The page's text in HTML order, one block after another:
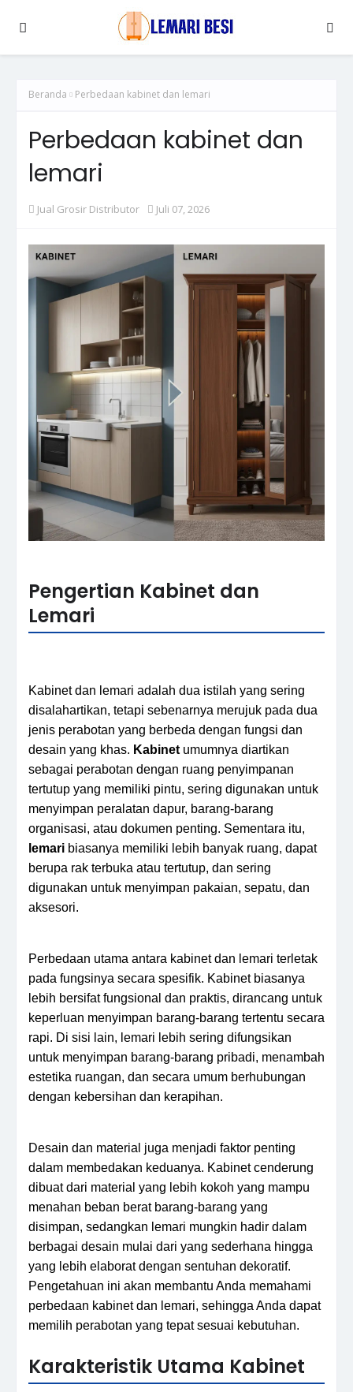
Beranda Perbedaan kabinet dan lemari
Perbedaan kabinet dan
lemari
Jual Grosir Distributor Juli 07, 2026
Pengertian Kabinet dan
Lemari
Kabinet dan lemari adalah dua istilah yang sering
disalahartikan, tetapi sebenarnya merujuk pada dua
jenis perabotan yang berbeda dengan fungsi dan
desain yang khas. Kabinet umumnya diartikan
sebagai perabotan dengan ruang penyimpanan
tertutup yang memiliki pintu, sering digunakan untuk
menyimpan peralatan dapur, barang-barang
organisasi, atau dokumen penting. Sementara itu,
lemari biasanya memiliki lebih banyak ruang, dapat
berupa rak terbuka atau tertutup, dan sering
digunakan untuk menyimpan pakaian, sepatu, dan
aksesori.
Perbedaan utama antara kabinet dan lemari terletak
pada fungsinya secara spesifik. Kabinet biasanya
lebih bersifat fungsional dan praktis, dirancang untuk
keperluan menyimpan barang-barang tertentu secara
rapi. Di sisi lain, lemari lebih sering difungsikan
untuk menyimpan barang-barang pribadi, menambah
estetika ruangan, dan secara umum berhubungan
dengan kebersihan dan kerapihan.
Desain dan material juga menjadi faktor penting
dalam membedakan keduanya. Kabinet cenderung
dibuat dari material yang lebih kokoh yang mampu
menahan beban berat barang-barang yang
disimpan, sedangkan lemari mungkin hadir dalam
berbagai desain mulai dari yang sederhana hingga
yang lebih elaborat dengan sentuhan dekoratif.
Pengetahuan ini akan membantu Anda memahami
perbedaan kabinet dan lemari, sehingga Anda dapat
memilih perabotan yang tepat sesuai kebutuhan.
Karakteristik Utama Kabinet